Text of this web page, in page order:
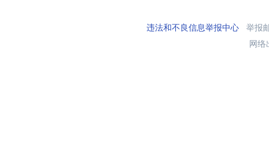
违法和不良信息举报中心举报
网